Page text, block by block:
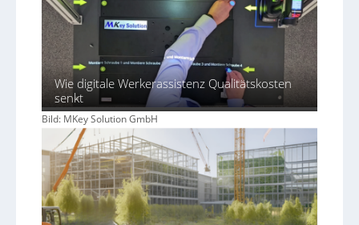
Wie digitale Werkerassistenz Qualitätskosten
senkt
Bild: MKey Solution GmbH